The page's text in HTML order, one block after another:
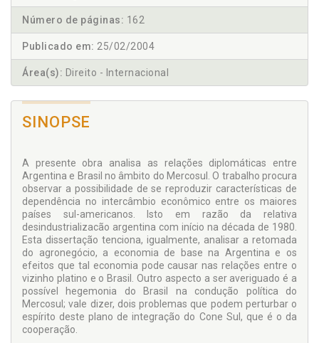
Número de páginas: 162
Publicado em: 25/02/2004
Área(s): Direito - Internacional
SINOPSE
A presente obra analisa as relações diplomáticas entre
Argentina e Brasil no âmbito do Mercosul. O trabalho procura
observar a possibilidade de se reproduzir características de
dependência no intercâmbio econômico entre os maiores
países sul-americanos. Isto em razão da relativa
desindustrializacão argentina com início na década de 1980.
Esta dissertação tenciona, igualmente, analisar a retomada
do agronegócio, a economia de base na Argentina e os
efeitos que tal economia pode causar nas relações entre o
vizinho platino e o Brasil. Outro aspecto a ser averiguado é a
possível hegemonia do Brasil na condução política do
Mercosul; vale dizer, dois problemas que podem perturbar o
espírito deste plano de integração do Cone Sul, que é o da
cooperação.